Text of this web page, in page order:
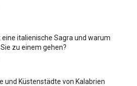
eine italienische Sagra und warum
zu einem gehen?
und Küstenstädte von Kalabrien